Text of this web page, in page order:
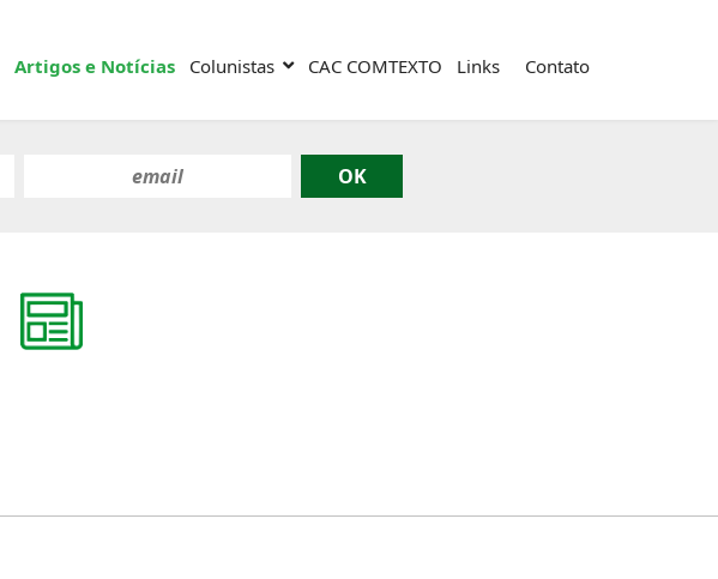
Artigos e Notícias Colunistas CAC COMTEXTO Links Contato